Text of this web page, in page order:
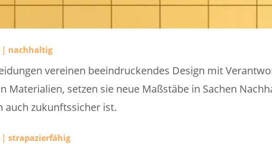
| nachhaltig
vereinen beeindruckendes Design mit
Materialien, setzen sie neue Maßstäbe in Sachen
auch zukunftssicher ist.
strapazierfähig